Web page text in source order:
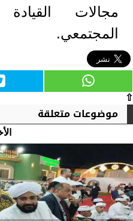
مجالات
المجتمعي.
⇧
موضوعات متعلقة